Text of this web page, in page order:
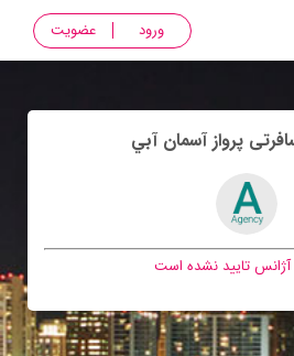
ورود عضویت
پرواز آسمان آبي
آژانس تایید نشده است